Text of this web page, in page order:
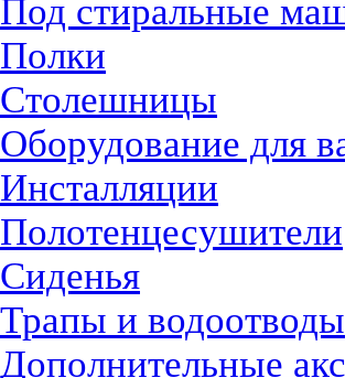
Под стиральные
Полки
Столешницы
Оборудование для
Инсталляции
Полотенцесушители
Сиденья
Трапы и водоотводы
Дополнительные